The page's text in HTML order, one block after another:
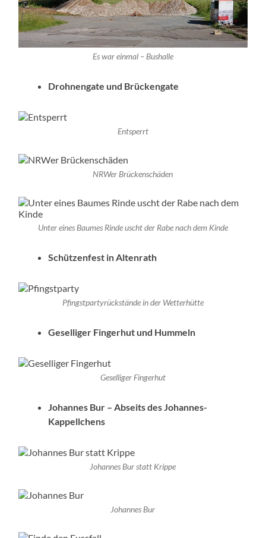
Es war einmal – Bushalle
Drohnengate und Brückengate
Entsperrt
NRWer Brückenschäden
Unter eines Baumes Rinde uscht der Rabe nach dem Kinde
Schützenfest in Altenrath
Pfingstpartyrückstände in der Wetterhütte
Geselliger Fingerhut und Hummeln
Geselliger Fingerhut
Johannes Bur – Abseits des Johannes-
Kappellchens
Johannes Bur statt Krippe
Johannes Bur